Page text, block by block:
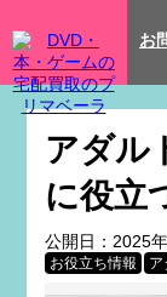
お
アダル
に役立
公開日： 2025
お役立ち情報 ア